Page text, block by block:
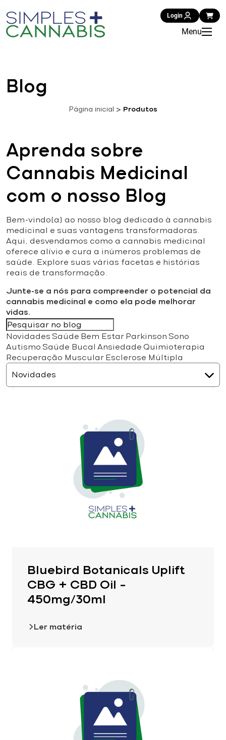
Login
Menu
Blog
Página inicial > Produtos
Aprenda sobre
Cannabis Medicinal
com o nosso Blog
Bem-vindo(a) ao nosso blog dedicado à cannabis
medicinal e suas vantagens transformadoras.
Aqui, desvendamos como a cannabis medicinal
oferece alívio e cura a inúmeros problemas de
saúde. Explore suas várias facetas e histórias
reais de transformação.
Junte-se a nós para compreender o potencial da
cannabis medicinal e como ela pode melhorar
vidas.
Novidades Saúde Bem Estar Parkinson Sono
Autismo Saúde Bucal Ansiedade Quimioterapia
Recuperação Muscular Esclerose Múltipla
Bluebird Botanicals Uplift
CBG + CBD Oil –
450mg/30ml
Ler matéria